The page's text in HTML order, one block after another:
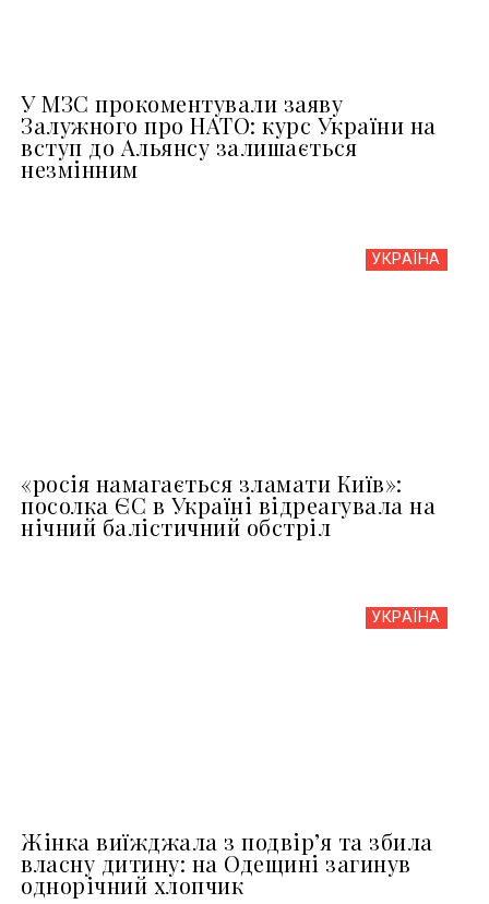
У МЗС прокоментували заяву
Залужного про НАТО: курс України на
вступ до Альянсу залишається
незмінним
УКРАЇНА
«росія намагається зламати Київ»:
посолка ЄС в Україні відреагувала на
нічний балістичний обстріл
УКРАЇНА
Жінка виїжджала з подвір’я та збила
власну дитину: на Одещині загинув
однорічний хлопчик